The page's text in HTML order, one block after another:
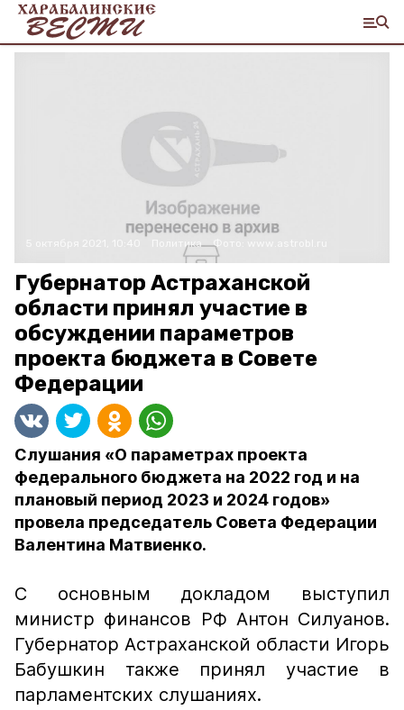
Политика Фото:
Губернатор Астраханской
области принял участие в
обсуждении параметров
проекта бюджета в Совете
Федерации
Слушания «О параметрах проекта
федерального бюджета на 2022 год и на
плановый период 2023 и 2024 годов»
провела председатель Совета Федерации
Валентина Матвиенко.
С основным докладом выступил
министр финансов РФ Антон Силуанов.
Губернатор Астраханской области Игорь
Бабушкин также принял участие в
парламентских слушаниях.